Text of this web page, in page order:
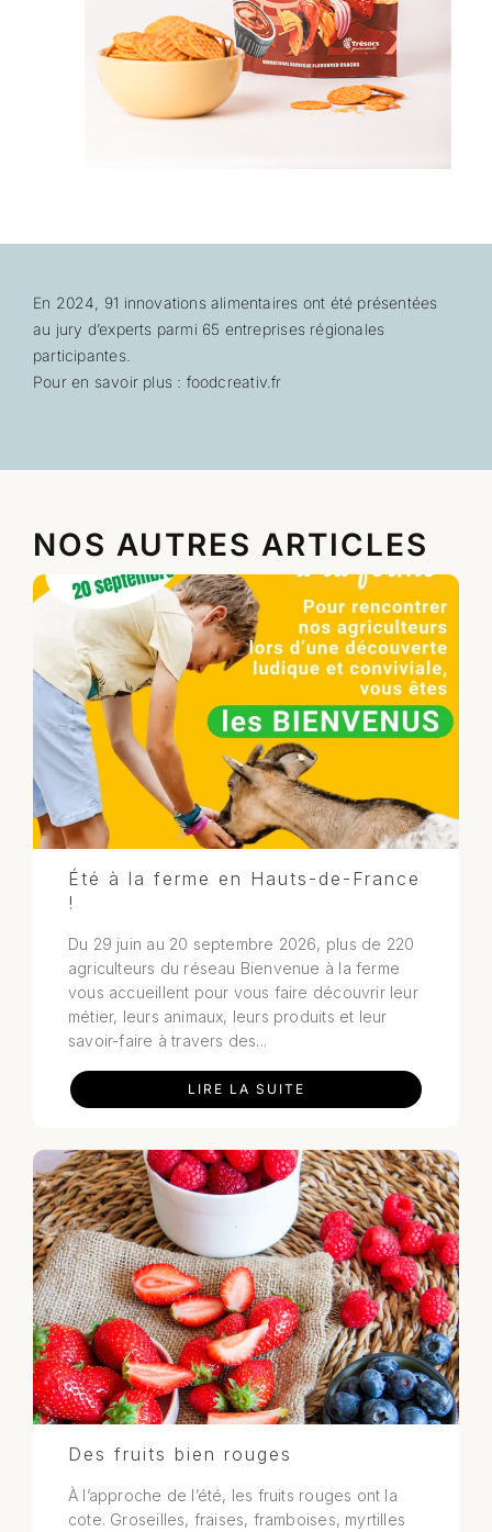
En 2024, 91 innovations alimentaires ont été présentées
au jury d’experts parmi 65 entreprises régionales
participantes.
Pour en savoir plus : foodcreativ.fr
NOS AUTRES ARTICLES
Été à la ferme en Hauts-de-France
!
Du 29 juin au 20 septembre 2026, plus de 220
agriculteurs du réseau Bienvenue à la ferme
vous accueillent pour vous faire découvrir leur
métier, leurs animaux, leurs produits et leur
savoir-faire à travers des...
LIRE LA SUITE
Des fruits bien rouges
À l’approche de l’été, les fruits rouges ont la
cote. Groseilles, fraises, framboises, myrtilles